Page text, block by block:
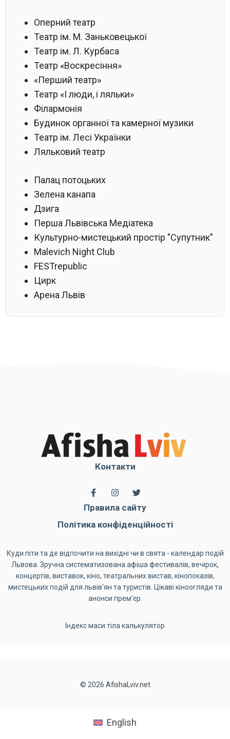
Оперний театр
Театр ім. М. Заньковецької
Театр ім. Л. Курбаса
Театр «Воскресіння»
«Перший театр»
Театр «І люди, і ляльки»
Філармонія
Будинок органної та камерної музики
Театр ім. Лесі Українки
Ляльковий театр
Палац потоцьких
Зелена канапа
Дзига
Перша Львівська Медіатека
Культурно-мистецький простір "Супутник"
Malevich Night Club
FESTrepublic
Цирк
Арена Львів
Контакти
Правила сайту
Політика конфіденційності
Куди піти та де відпочити на вихідні чи в свята - календар подій
Львова. Зручна систематизована афіша фестивалів, вечірок,
концертів, виставок, кіно, театральних вистав, кінопоказів,
мистецьких подій для львів'ян та туристів. Цікаві кіноогляди та
анонси прем'єр.
Індекс маси тіла калькулятор
© 2026 AfishaLviv.net
English